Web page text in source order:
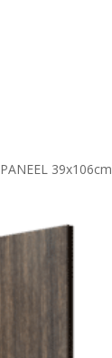
39x106cm